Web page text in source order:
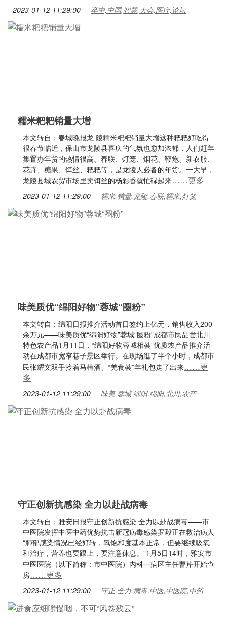
2023-01-12 11:29:00 卒中,中国,智慧,大会,医疗,论坛
糯米粑粑销量大增
本文转自：春城晚报龙 陵糯米粑粑销量大增这种粑粑好吃得
很春节临近，保山市龙陵县喜庆的气氛也愈加浓郁，人们赶年
集置办年货的热情很高。春联、灯笼、烟花、鞭炮、新衣服、
花卉、糖果、饵丝、粑粑等，是龙陵人必备的年货。一大早，
龙陵县城农贸市场里卖饵丝的杨彩香就忙碌起来……更多
2023-01-12 11:29:00 糯米,销量,龙陵,春联,糯米,灯笼
味美质优“绵阳好物”蓉城“圈粉”
本文转自：绵阳日报推介活动首日签约上亿元，销售收入200
余万元——味美质优“绵阳好物”蓉城“圈粉”成都市民品尝北川
特色农产品1月11日，“绵阳好物蓉城相荟”优质农产品推介活
动在成都市宽窄巷子景区举行。在现场逛了半个小时，成都市
民张耀文双手拎着马槽酒、“羌食荟”年礼包走了出来……更
多
2023-01-12 11:29:00 味美,蓉城,绵阳,绵阳,北川,农产
守正创新抗感染 全力以赴战病毒
本文转自：雅安日报守正创新抗感染 全力以赴战病毒——市
中医院发挥中医中药优势抗击新冠病毒感染罗毅正在救治病人
“肺部感染情况已经好转，氧饱和度基本正常，但要继续吸氧
和治疗，营养也要跟上，要注意休息。”1月5日14时，雅安市
中医医院（以下简称：市中医院）内科一病区主任曹芹开始查
房……更多
2023-01-12 11:29:00 守正,全力,病毒,中医,中医院,中药